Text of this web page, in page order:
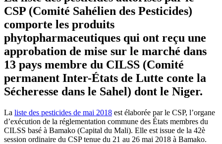
CSP (Comité Sahélien des Pesticides)
comporte les produits
phytopharmaceutiques qui ont reçu une
approbation de mise sur le marché dans
13 pays membre du CILSS (Comité
permanent Inter-États de Lutte conte la
Sécheresse dans le Sahel) dont le Niger.
La liste des pesticides de mai 2018 est élaborée par le CSP, l’organe
d’exécution de la réglementation commune des États membres du
CILSS basé à Bamako (Capital du Mali). Elle est issue de la 42è
session ordinaire du CSP tenue du 21 au 26 mai 2018 à Bamako.